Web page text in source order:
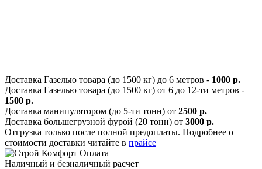
Доставка Газелью товара (до 1500 кг) до 6 метров - 1000 р.
Доставка Газелью товара (до 1500 кг) от 6 до 12-ти метров -
1500 р.
Доставка манипулятором (до 5-ти тонн) от 2500 р.
Доставка большегрузной фурой (20 тонн) от 3000 р.
Отгрузка только после полной предоплаты. Подробнее о
стоимости доставки читайте в прайсе
Оплата
Наличный и безналичный расчет